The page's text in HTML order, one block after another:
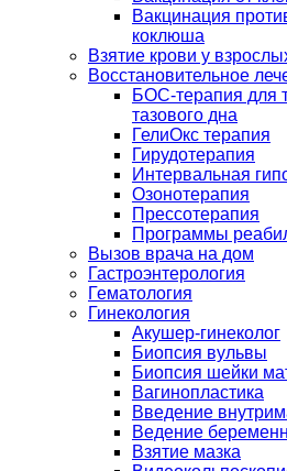
Вакцинация
коклюша
Взятие крови у
Восстановительное
БОС-терапия для
тазового дна
ГелиОкс терапия
Гирудотерапия
Интервальная
Озонотерапия
Прессотерапия
Программы
Вызов врача на дом
Гастроэнтерология
Гематология
Гинекология
Акушер-гинеколог
Биопсия вульвы
Биопсия шейки
Вагинопластика
Введение
Ведение
Взятие мазка